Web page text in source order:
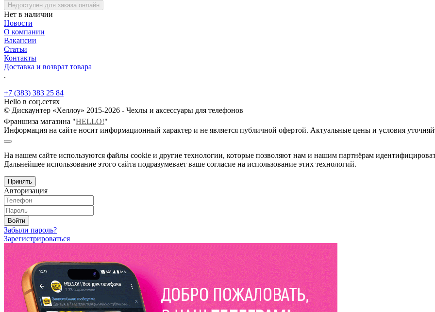
Недоступен для заказа онлайн
Нет в наличии
Новости
О компании
Вакансии
Статьи
Контакты
Доставка и возврат товара
.
+7 (383) 383 25 84
Hello в соц.сетях
© Дискаунтер «Хеллоу» 2015-2026 - Чехлы и аксессуары для телефонов
Франшиза магазина "HELLO!"
Информация на сайте носит информационный характер и не является публичной офертой. Актуальные цены и условия
На нашем сайте используются файлы cookie и другие технологии, которые позволяют нам и нашим партнёрам
Дальнейшее использование этого сайта подразумевает ваше согласие на использование этих технологий.
Принять
Авторизация
Войти
Забыли пароль?
Зарегистрироваться